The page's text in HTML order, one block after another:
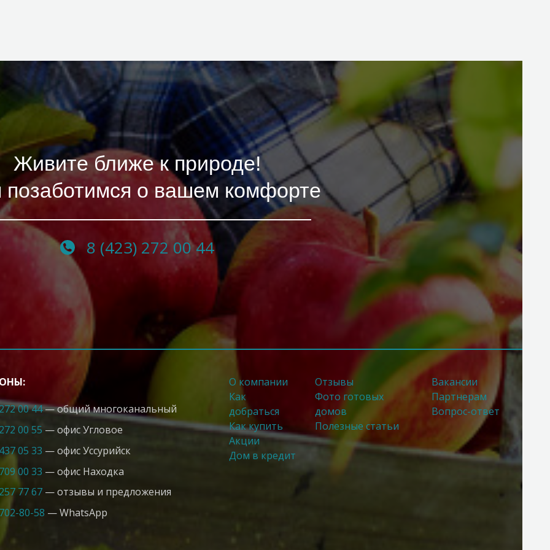
Живите ближе к природе!
о вашем комфорте
8 (423) 272 00 44
00 44— общий многоканальный
00 55 — офис Угловое
05 33 — офис Усcурийск
00 33 — офис Находка
77 67— отзывы и предложения
80-58 — WhatsApp
О компании
Как
добраться
Как купить
Акции
Дом в кредит
Отзывы
Фото готовых
домов
Полезные статьи
Вакансии
Партнерам
Вопрос-ответ